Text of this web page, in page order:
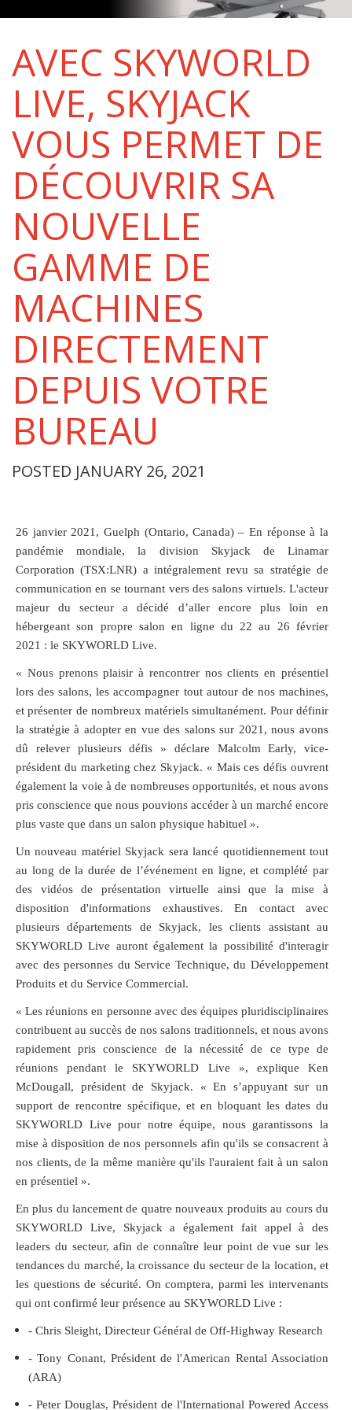
AVEC SKYWORLD
LIVE, SKYJACK
VOUS PERMET DE
DÉCOUVRIR SA
NOUVELLE
GAMME DE
MACHINES
DIRECTEMENT
DEPUIS VOTRE
BUREAU
POSTED JANUARY 26, 2021
26 janvier 2021, Guelph (Ontario, Canada) – En réponse à la
pandémie mondiale, la division Skyjack de Linamar
Corporation (TSX:LNR) a intégralement revu sa stratégie de
communication en se tournant vers des salons virtuels. L'acteur
majeur du secteur a décidé d’aller encore plus loin en
hébergeant son propre salon en ligne du 22 au 26 février
2021 : le SKYWORLD Live.
« Nous prenons plaisir à rencontrer nos clients en présentiel
lors des salons, les accompagner tout autour de nos machines,
et présenter de nombreux matériels simultanément. Pour définir
la stratégie à adopter en vue des salons sur 2021, nous avons
dû relever plusieurs défis » déclare Malcolm Early, vice-
président du marketing chez Skyjack. « Mais ces défis ouvrent
également la voie à de nombreuses opportunités, et nous avons
pris conscience que nous pouvions accéder à un marché encore
plus vaste que dans un salon physique habituel ».
Un nouveau matériel Skyjack sera lancé quotidiennement tout
au long de la durée de l’événement en ligne, et complété par
des vidéos de présentation virtuelle ainsi que la mise à
disposition d'informations exhaustives. En contact avec
plusieurs départements de Skyjack, les clients assistant au
SKYWORLD Live auront également la possibilité d'interagir
avec des personnes du Service Technique, du Développement
Produits et du Service Commercial.
« Les réunions en personne avec des équipes pluridisciplinaires
contribuent au succès de nos salons traditionnels, et nous avons
rapidement pris conscience de la nécessité de ce type de
réunions pendant le SKYWORLD Live », explique Ken
McDougall, président de Skyjack. « En s’appuyant sur un
support de rencontre spécifique, et en bloquant les dates du
SKYWORLD Live pour notre équipe, nous garantissons la
mise à disposition de nos personnels afin qu'ils se consacrent à
nos clients, de la même manière qu'ils l'auraient fait à un salon
en présentiel ».
En plus du lancement de quatre nouveaux produits au cours du
SKYWORLD Live, Skyjack a également fait appel à des
leaders du secteur, afin de connaître leur point de vue sur les
tendances du marché, la croissance du secteur de la location, et
les questions de sécurité. On comptera, parmi les intervenants
qui ont confirmé leur présence au SKYWORLD Live :
- Chris Sleight, Directeur Général de Off-Highway Research
- Tony Conant, Président de l'American Rental Association
(ARA)
- Peter Douglas, Président de l'International Powered Access